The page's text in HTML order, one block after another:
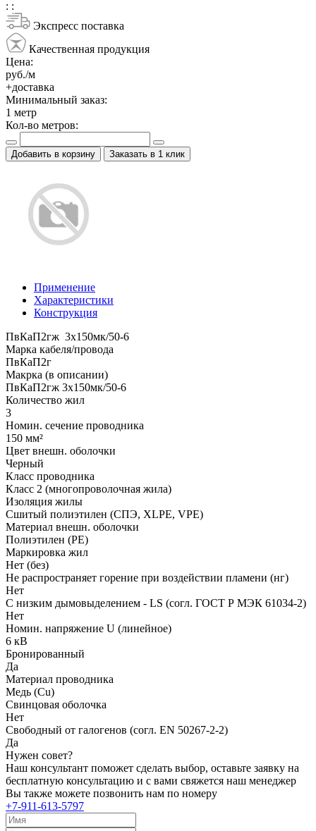
: :
Экспресс поставка
Качественная продукция
Цена:
руб./м
+доставка
Минимальный заказ:
1 метр
Кол-во метров:
Добавить в корзину Заказать в 1 клик
Применение
Характеристики
Конструкция
ПвКаП2гж 3x150мк/50-6
Марка кабеля/провода
ПвКаП2г
Макрка (в описании)
ПвКаП2гж 3x150мк/50-6
Количество жил
3
Номин. сечение проводника
150 мм²
Цвет внешн. оболочки
Черный
Класс проводника
Класс 2 (многопроволочная жила)
Изоляция жилы
Сшитый полиэтилен (СПЭ, XLPE, VPE)
Материал внешн. оболочки
Полиэтилен (PE)
Маркировка жил
Нет (без)
Не распространяет горение при воздействии пламени (нг)
Нет
С низким дымовыделением - LS (согл. ГОСТ Р МЭК 61034-2)
Нет
Номин. напряжение U (линейное)
6 кВ
Бронированный
Да
Материал проводника
Медь (Cu)
Свинцовая оболочка
Нет
Свободный от галогенов (согл. EN 50267-2-2)
Да
Нужен совет?
Наш консультант поможет сделать выбор, оставьте заявку на
бесплатную консультацию и с вами свяжется наш менеджер
Вы также можете позвонить нам по номеру
+7-911-613-5797